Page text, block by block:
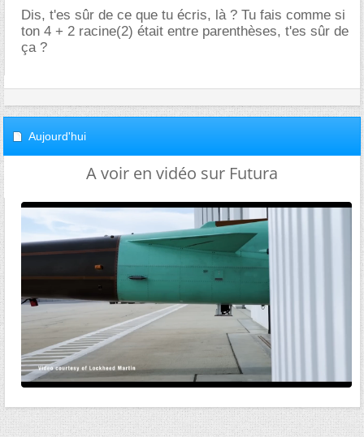
Dis, t'es sûr de ce que tu écris, là ? Tu fais comme si
ton 4 + 2 racine(2) était entre parenthèses, t'es sûr de
ça ?
Aujourd'hui
A voir en vidéo sur Futura